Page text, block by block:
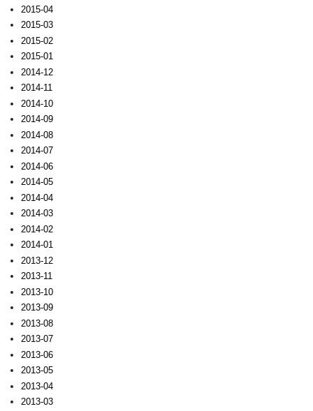
2015-04
2015-03
2015-02
2015-01
2014-12
2014-11
2014-10
2014-09
2014-08
2014-07
2014-06
2014-05
2014-04
2014-03
2014-02
2014-01
2013-12
2013-11
2013-10
2013-09
2013-08
2013-07
2013-06
2013-05
2013-04
2013-03